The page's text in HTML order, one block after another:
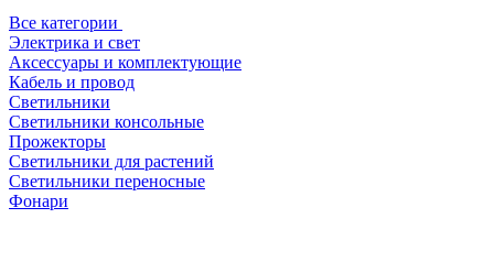
Все категории
Электрика и свет
Аксессуары и комплектующие
Кабель и провод
Светильники
Светильники консольные
Прожекторы
Светильники для растений
Светильники переносные
Фонари